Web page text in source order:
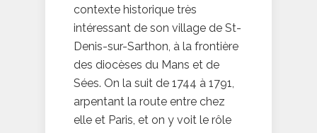
contexte historique très
intéressant de son village de St-
Denis-sur-Sarthon, à la frontière
des diocèses du Mans et de
Sées. On la suit de 1744 à 1791,
arpentant la route entre chez
elle et Paris, et on y voit le rôle